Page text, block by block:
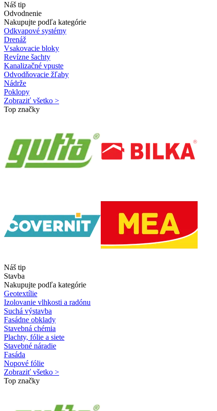
Náš tip
Odvodnenie
Nakupujte podľa kategórie
Odkvapové systémy
Drenáž
Vsakovacie bloky
Revízne šachty
Kanalizačné vpuste
Odvodňovacie žľaby
Nádrže
Poklopy
Zobraziť všetko >
Top značky
Náš tip
Stavba
Nakupujte podľa kategórie
Geotextílie
Izolovanie vlhkosti a radónu
Suchá výstavba
Fasádne obklady
Stavebná chémia
Plachty, fólie a siete
Stavebné náradie
Fasáda
Nopové fólie
Zobraziť všetko >
Top značky